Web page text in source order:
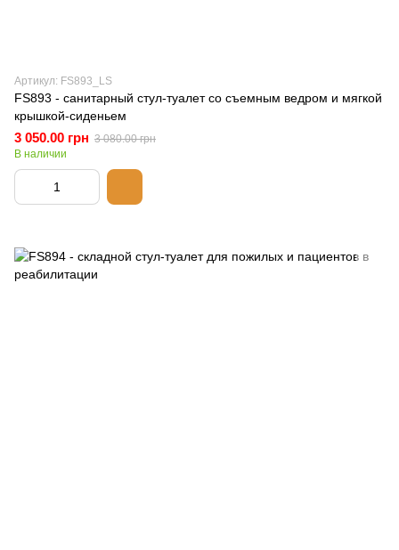
Артикул: FS893_LS
FS893 - санитарный стул-туалет со съемным ведром и мягкой
крышкой-сиденьем
3 050.00 грн 3 080.00 грн
В наличии